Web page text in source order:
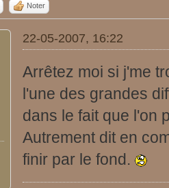
Noter
22-05-2007, 16:22
Arrêtez moi si j'me
l'une des grandes
dans le fait que l'on
Autrement dit en
finir par le fond.